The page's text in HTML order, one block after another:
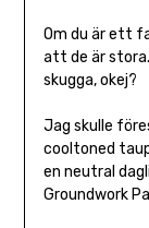
Om du är ett
att de är
skugga, okej?
Jag skulle
cooltoned
en neutral
Groundwork